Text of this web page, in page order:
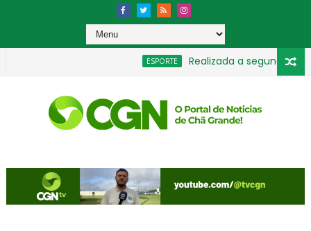
ESPORTE Realizada a segunda